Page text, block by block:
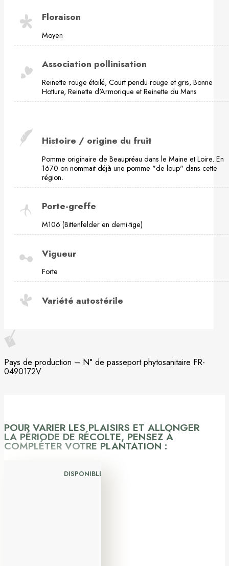
Floraison
Moyen
Association pollinisation
Reinette rouge étoilé, Court pendu rouge et gris, Bonne
Hotture, Reinette d'Armorique et Reinette du Mans
Histoire / origine du fruit
Pomme originaire de Beaupréau dans le Maine et Loire. En
1670 on nommait déjà une pomme "de loup" dans cette
région.
Porte-greffe
M106 (Bittenfelder en demi-tige)
Vigueur
Forte
Variété autostérile
Pays de production – N° de passeport phytosanitaire FR-
0490172V
POUR VARIER LES PLAISIRS ET ALLONGER
LA PÉRIODE DE RÉCOLTE, PENSEZ À
COMPLÉTER VOTRE PLANTATION :
DISPONIBLE